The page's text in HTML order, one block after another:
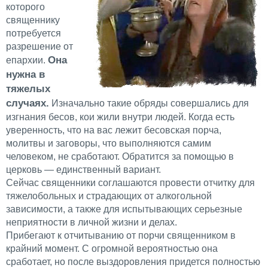
которого
священнику
потребуется
разрешение от
епархии. Она
нужна в
тяжелых
случаях. Изначально такие обряды совершались для
изгнания бесов, кои жили внутри людей. Когда есть
уверенность, что на вас лежит бесовская порча,
молитвы и заговоры, что выполняются самим
человеком, не сработают. Обратится за помощью в
церковь — единственный вариант.
Сейчас священники соглашаются провести отчитку для
тяжелобольных и страдающих от алкогольной
зависимости, а также для испытывающих серьезные
неприятности в личной жизни и делах.
Прибегают к отчитыванию от порчи священником в
крайний момент. С огромной вероятностью она
сработает, но после выздоровления придется полностью